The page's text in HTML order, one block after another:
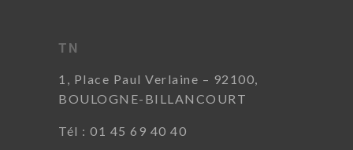
TN
1, Place Paul Verlaine – 92100,
BOULOGNE-BILLANCOURT
Tél : 01 45 69 40 40